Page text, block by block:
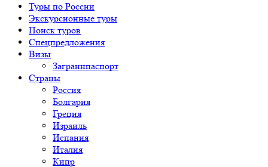
Туры по России
Экскурсионные туры
Поиск туров
Спецпредложения
Визы
Заграннпаспорт
Страны
Россия
Болгария
Греция
Израиль
Испания
Италия
Кипр